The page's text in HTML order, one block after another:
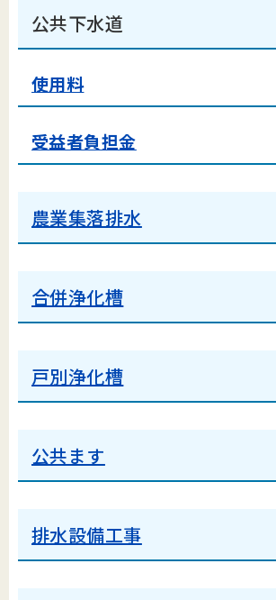
公共下水道
使用料
受益者負担金
農業集落排水
合併浄化槽
戸別浄化槽
公共ます
排水設備工事